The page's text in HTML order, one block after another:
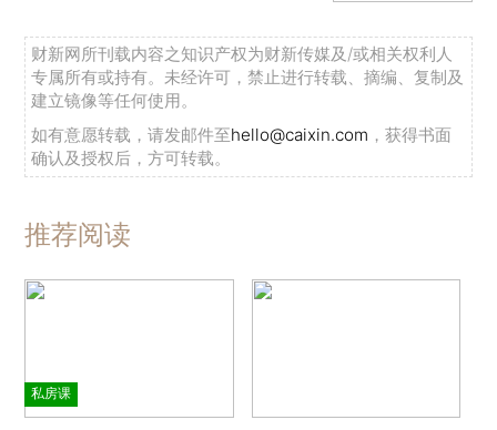
财新网所刊载内容之知识产权为财新传媒及/或相关权利人
专属所有或持有。未经许可，禁止进行转载、摘编、复制及
建立镜像等任何使用。
如有意愿转载，请发邮件至hello@caixin.com ，获得书面
确认及授权后，方可转载。
推荐阅读
私房课